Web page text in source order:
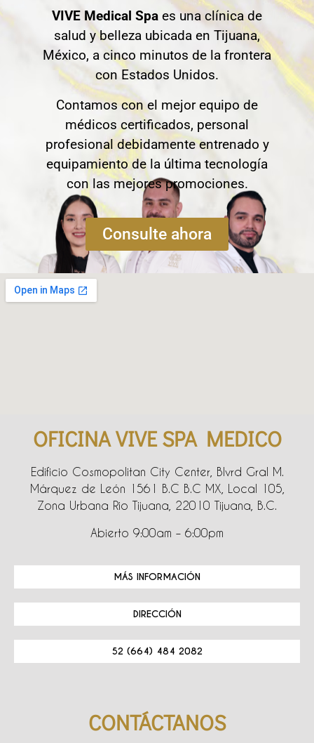
VIVE Medical Spa es una clínica de
salud y belleza ubicada en Tijuana,
México, a cinco minutos de la frontera
con Estados Unidos.
Contamos con el mejor equipo de
médicos certificados, personal
profesional debidamente entrenado y
equipamiento de la última tecnología
con las mejores promociones.
Consulte ahora
OFICINA VIVE SPA MEDICO
Edificio Cosmopolitan City Center, Blvrd Gral M.
Márquez de León 1561 B.C B.C MX, Local 105,
Zona Urbana Rio Tijuana, 22010 Tijuana, B.C.
Abierto 9:00am – 6:00pm
MÁS INFORMACIÓN
DIRECCIÓN
52 (664) 484 2082
CONTÁCTANOS